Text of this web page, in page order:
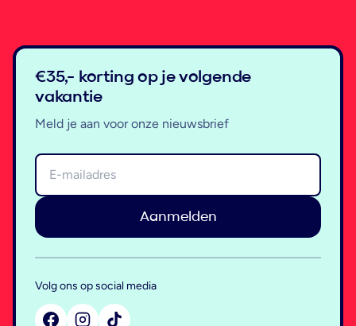
€35,- korting op je volgende
vakantie
Meld je aan voor onze nieuwsbrief
Aanmelden
Volg ons op social media